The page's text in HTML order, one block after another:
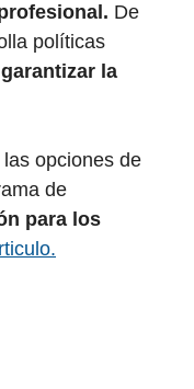
De
políticas
garantizar la
opciones de
de
para los